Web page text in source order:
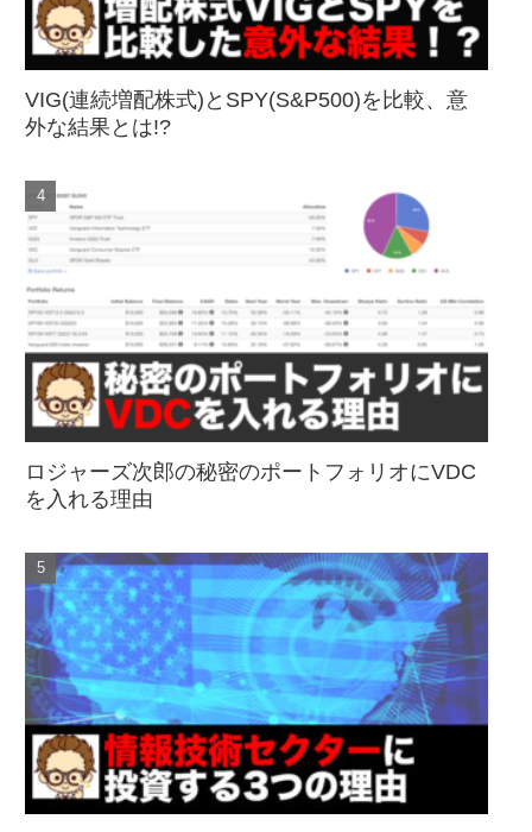
VIG(連続増配株式)とSPY(S&P500)を比較、意
外な結果とは!?
ロジャーズ次郎の秘密のポートフォリオにVDC
を入れる理由